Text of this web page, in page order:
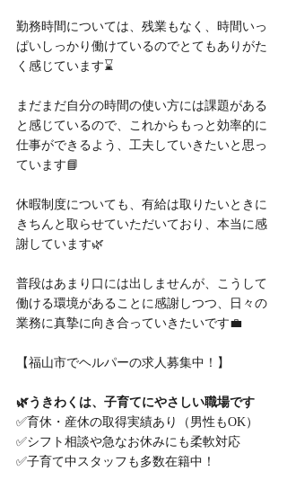
勤務時間については、残業もなく、時間いっ
ぱいしっかり働けているのでとてもありがた
く感じています⌛
まだまだ自分の時間の使い方には課題がある
と感じているので、これからもっと効率的に
仕事ができるよう、工夫していきたいと思っ
ています📘
休暇制度についても、有給は取りたいときに
きちんと取らせていただいており、本当に感
謝しています🌿
普段はあまり口には出しませんが、こうして
働ける環境があることに感謝しつつ、日々の
業務に真摯に向き合っていきたいです💼
【福山市でヘルパーの求人募集中！】
🌿うきわくは、子育てにやさしい職場です
✅育休・産休の取得実績あり（男性もOK）
✅シフト相談や急なお休みにも柔軟対応
✅子育て中スタッフも多数在籍中！